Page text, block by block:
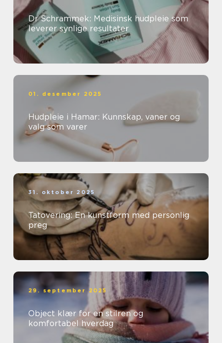
Dr Schrammek: Medisinsk hudpleie som
leverer synlige resultater
01. desember 2025
Hudpleie i Hamar: Kunnskap, vaner og
valg som varer
31. oktober 2025
Tatovering: En kunstform med personlig
preg
29. september 2025
Object klær for en stilren og
komfortabel hverdag